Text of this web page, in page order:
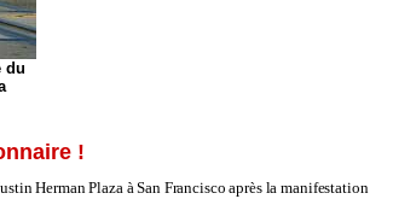
du
!
Herman Plaza à San Francisco après la manifestation